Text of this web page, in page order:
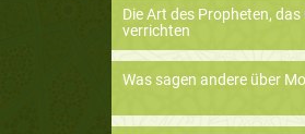
Die Art des Propheten, das
verrichten
Was sagen andere über